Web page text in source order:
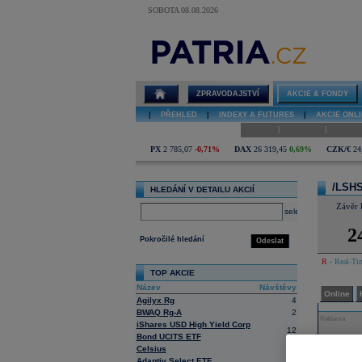
SOBOTA 08.08.2026
/LSHS 71
ZPRAVODAJSTVÍ AKCIE & FONDY
PŘEHLED INDEXY A FUTURES AKCIE
PX 2 785,07 -0,71% DAX 26 319,45 0,69% CZK/€
HLEDÁNÍ V DETAILU AKCIÍ
select
Odeslat
Pokročilé hledání
TOP AKCIE
Název
Návštěvy
Agilyx Rg
4
BWAQ Rg-A
2
iShares USD High Yield Corp
Bond UCITS ETF
12
Celsius
/
Závěr
R - Real-
Online
Reklama